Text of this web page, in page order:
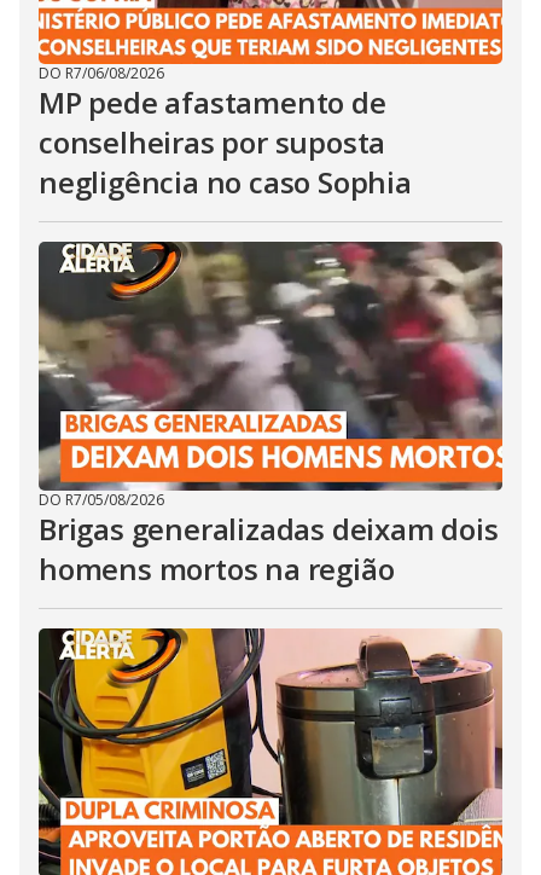
DO R7/06/08/2026
MP pede afastamento de
conselheiras por suposta
negligência no caso Sophia
DO R7/05/08/2026
Brigas generalizadas deixam dois
homens mortos na região